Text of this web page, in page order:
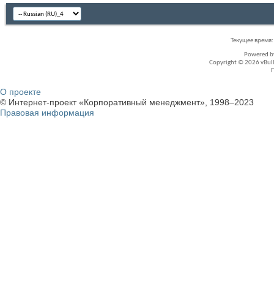
Текущее время:
Powered
Copyright © 2026
О проекте
© Интернет-проект «Корпоративный менеджмент», 1998–2023
Правовая информация